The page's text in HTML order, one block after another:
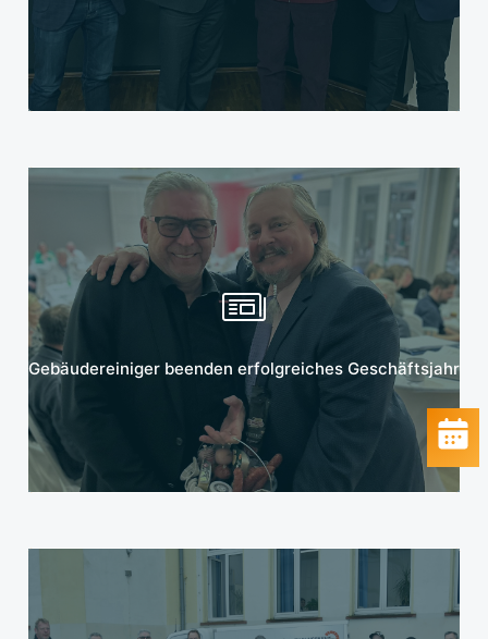
Gebäudereiniger beenden erfolgreiches Geschäftsjahr
Mehr erfahren